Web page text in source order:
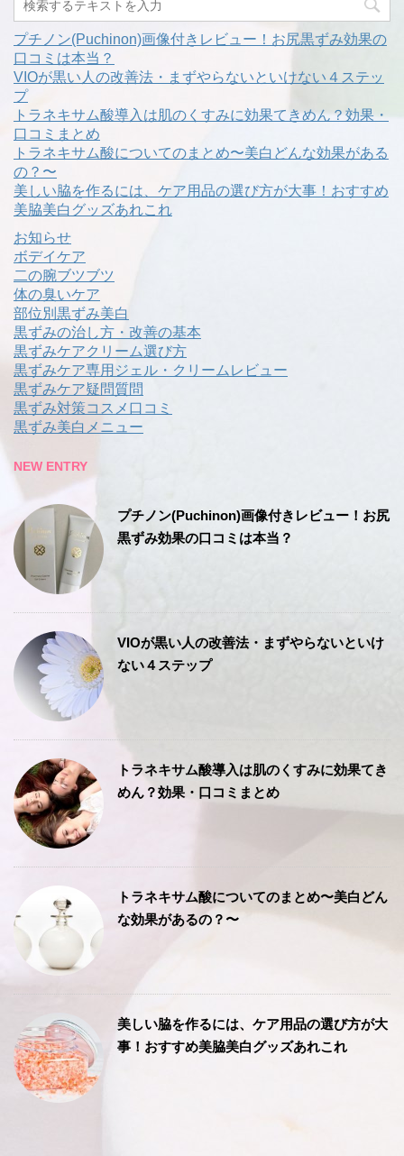
プチノン(Puchinon)画像付きレビュー！お尻黒ずみ効果の
口コミは本当？
VIOが黒い人の改善法・まずやらないといけない４ステッ
プ
トラネキサム酸導入は肌のくすみに効果てきめん？効果・
口コミまとめ
トラネキサム酸についてのまとめ〜美白どんな効果がある
の？〜
美しい脇を作るには、ケア用品の選び方が大事！おすすめ
美脇美白グッズあれこれ
お知らせ
ボデイケア
二の腕ブツブツ
体の臭いケア
部位別黒ずみ美白
黒ずみの治し方・改善の基本
黒ずみケアクリーム選び方
黒ずみケア専用ジェル・クリームレビュー
黒ずみケア疑問質問
黒ずみ対策コスメ口コミ
黒ずみ美白メニュー
NEW ENTRY
プチノン(Puchinon)画像付きレビュー！お尻
黒ずみ効果の口コミは本当？
VIOが黒い人の改善法・まずやらないといけ
ない４ステップ
トラネキサム酸導入は肌のくすみに効果てき
めん？効果・口コミまとめ
トラネキサム酸についてのまとめ〜美白どん
な効果があるの？〜
美しい脇を作るには、ケア用品の選び方が大
事！おすすめ美脇美白グッズあれこれ